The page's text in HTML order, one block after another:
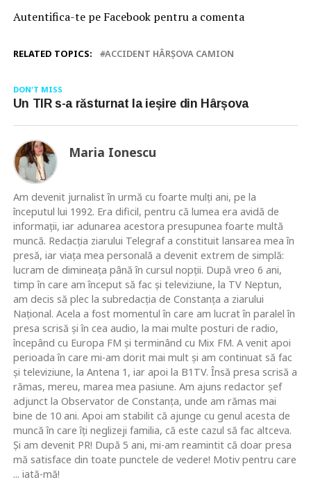
Autentifica-te pe Facebook pentru a comenta
RELATED TOPICS: ACCIDENT HÂRȘOVA CAMION
DON'T MISS
Un TIR s-a răsturnat la ieșire din Hârșova
Maria Ionescu
Am devenit jurnalist în urmă cu foarte mulţi ani, pe la
începutul lui 1992. Era dificil, pentru că lumea era avidă de
informaţii, iar adunarea acestora presupunea foarte multă
muncă. Redacţia ziarului Telegraf a constituit lansarea mea în
presă, iar viaţa mea personală a devenit extrem de simplă:
lucram de dimineaţa până în cursul nopţii. După vreo 6 ani,
timp în care am început să fac şi televiziune, la TV Neptun,
am decis să plec la subredacţia de Constanţa a ziarului
Naţional. Acela a fost momentul în care am lucrat în paralel în
presa scrisă şi în cea audio, la mai multe posturi de radio,
începând cu Europa FM şi terminând cu Mix FM. A venit apoi
perioada în care mi-am dorit mai mult şi am continuat să fac
şi televiziune, la Antena 1, iar apoi la B1TV. Însă presa scrisă a
rămas, mereu, marea mea pasiune. Am ajuns redactor şef
adjunct la Observator de Constanţa, unde am rămas mai
bine de 10 ani. Apoi am stabilit că ajunge cu genul acesta de
muncă în care îţi neglizeji familia, că este cazul să fac altceva.
Şi am devenit PR! După 5 ani, mi-am reamintit că doar presa
mă satisface din toate punctele de vedere! Motiv pentru care
... iată-mă!